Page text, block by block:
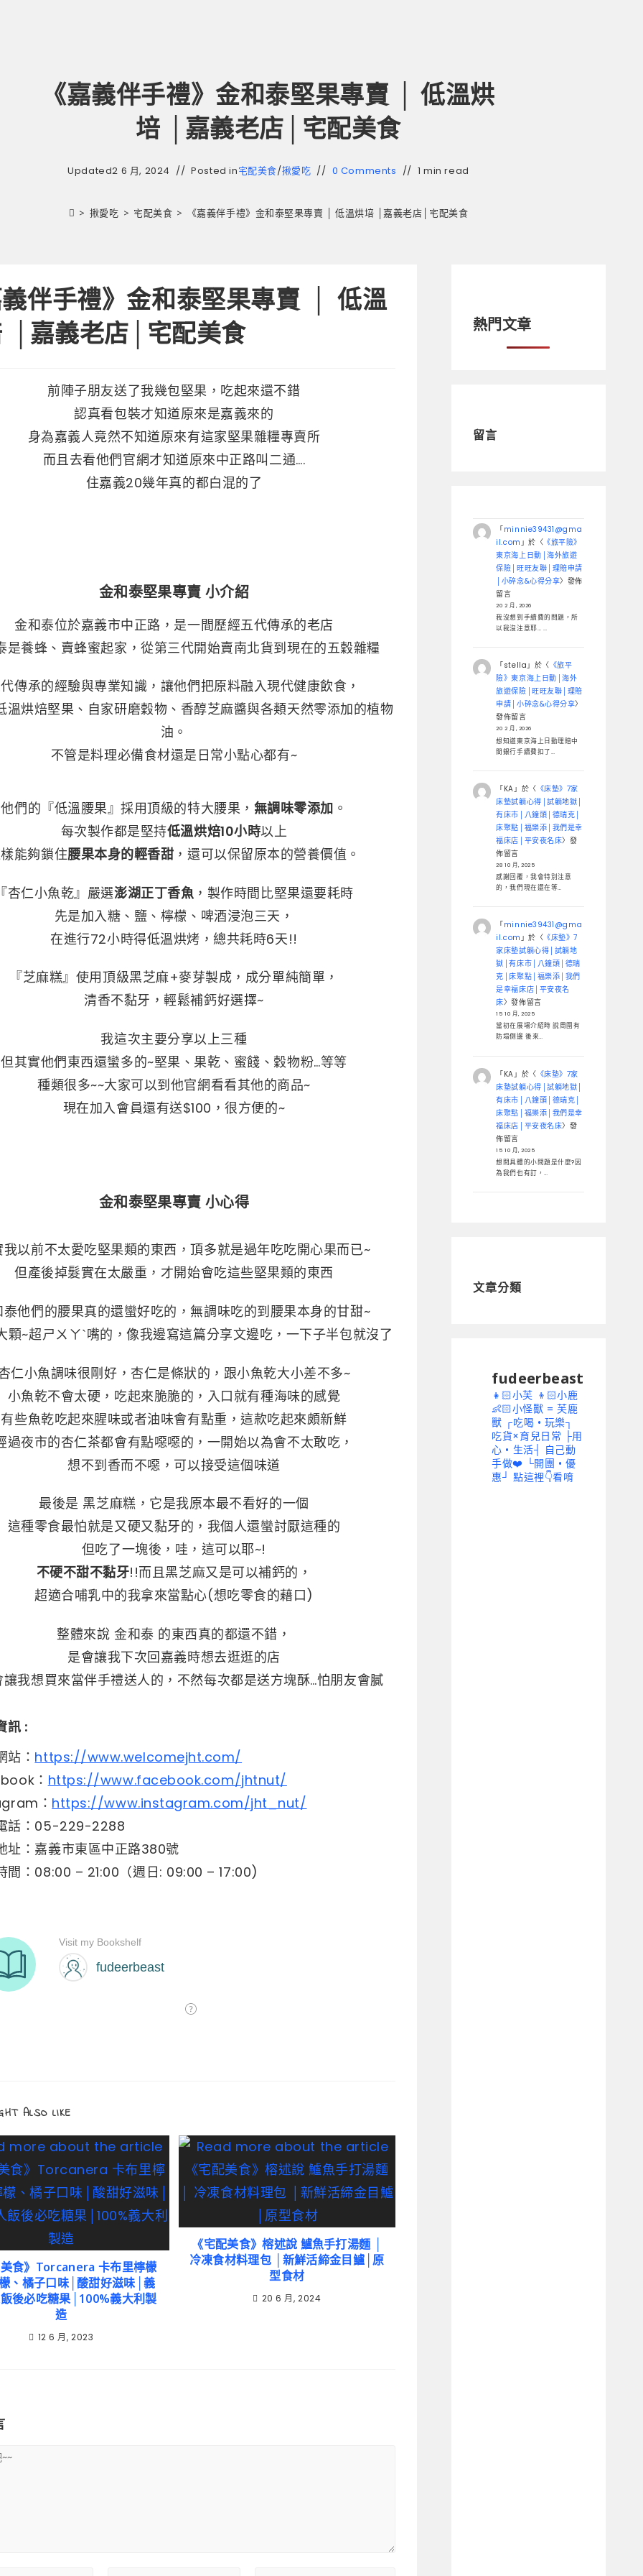
《嘉義伴手禮》金和泰堅果專賣 │ 低溫烘
培 │嘉義老店│宅配美食
Updated2 6 月, 2024 Posted in宅配美食/揪愛吃 0 Comments 1 min read
> 揪愛吃 > 宅配美食 > 《嘉義伴手禮》金和泰堅果專賣 │ 低溫烘培 │嘉義老店│宅配美食
伴手禮》金和泰堅果專賣 │ 低溫
│嘉義老店│宅配美食
前陣子朋友送了我幾包堅果，吃起來還不錯
認真看包裝才知道原來是嘉義來的
身為嘉義人竟然不知道原來有這家堅果雜糧專賣所
而且去看他們官網才知道原來中正路叫二通….
住嘉義20幾年真的都白混的了
金和泰堅果專賣 小介紹
金和泰位於嘉義市中正路，是一間歷經五代傳承的老店
是養蜂、賣蜂蜜起家，從第三代開始賣南北貨到現在的五穀雜糧
傳承的經驗與專業知識，讓他們把原料融入現代健康飲食，
溫烘焙堅果、自家研磨穀物、香醇芝麻醬與各類天然零添加的植物
油。
不管是料理必備食材還是日常小點心都有~
他們的『低溫腰果』採用頂級的特大腰果， 無調味零添加 。
每次製作都是堅持低溫烘焙10小時以上
能夠鎖住腰果本身的輕香甜 ，還可以保留原本的營養價值。
杏仁小魚乾』嚴選澎湖正丁香魚 ，製作時間比堅果還要耗時
先是加入糖、鹽、檸檬、啤酒浸泡三天，
在進行72小時得低溫烘烤，總共耗時6天!!
『芝麻糕』使用頂級黑芝麻+麥芽製成，成分單純簡單，
清香不黏牙，輕鬆補鈣好選擇~
我這次主要分享以上三種
但其實他們東西還蠻多的~堅果、果乾、蜜餞、穀物粉…等等
種類很多~~大家可以到他官網看看其他的商品~
現在加入會員還有送$100，很方便的~
金和泰堅果專賣 小心得
我以前不太愛吃堅果類的東西，頂多就是過年吃吃開心果而已~
但產後掉髮實在太嚴重，才開始會吃這些堅果類的東西
泰他們的腰果真的還蠻好吃的，無調味吃的到腰果本身的甘甜~
顆~超ㄕㄨㄚˋ嘴的，像我邊寫這篇分享文邊吃，一下子半包就沒了
仁小魚調味很剛好，杏仁是條狀的，跟小魚乾大小差不多~
小魚乾不會太硬，吃起來脆脆的，入口就有種海味的感覺
有些魚乾吃起來腥味或者油味會有點重，這款吃起來頗新鮮
過夜市的杏仁茶都會有點噁噁的，一開始以為會不太敢吃，
想不到香而不噁，可以接受這個味道
最後是 黑芝麻糕，它是我原本最不看好的一個
這種零食最怕就是又硬又黏牙的，我個人還蠻討厭這種的
但吃了一塊後，哇，這可以耶~!
不硬不甜不黏牙!!而且黑芝麻又是可以補鈣的，
超適合哺乳中的我拿來當點心(想吃零食的藉口)
整體來說 金和泰 的東西真的都還不錯，
是會讓我下次回嘉義時想去逛逛的店
讓我想買來當伴手禮送人的，不然每次都是送方塊酥…怕朋友會膩
訊 :
站： https://www.welcomejht.com/
： https://www.facebook.com/jhtnut/
： https://www.instagram.com/jht_nut/
話：05-229-2288
址：嘉義市東區中正路380號
間：08:00 – 21:00（週日: 09:00 – 17:00)
ALSO LIKE
食》Torcanera 卡布里檸檬
、橘子口味│酸甜好滋味│義
後必吃糖果│100%義大利製
造
12 6 月, 2023
《宅配美食》榕述說 鱸魚手打湯麵 │
冷凍食材料理包 │新鮮活締金目鱸│原
型食材
20 6 月, 2024
熱門文章
留言
「minnie39431@gma
il.com 」於〈 《旅平險》
東京海上日動│海外旅遊
保險│旺旺友聯│理賠申請
│小碎念&心得分享〉發佈
留言
20 2 月, 2026
我沒想到手續費的問題，所
以我沒注意耶… …
「stella」於〈 《旅平
險》東京海上日動│海外
旅遊保險│旺旺友聯│理賠
申請│小碎念&心得分享〉
發佈留言
20 2 月, 2026
想知道東京海上日動理賠中
間銀行手續費扣了…
「KA 」於〈 《床墊》7家
床墊試躺心得│試躺地獄│
有床市│八鐘頭│德瑞克│
床聚點│福樂添│我們是幸
福床店│平安夜名床〉發
佈留言
28 10 月, 2025
感謝回覆，我會特別注意
的，我們現在還在等…
「minnie39431@gma
il.com」於〈 《床墊》7
家床墊試躺心得│試躺地
獄│有床市│八鐘頭│德瑞
克│床聚點│福樂添│我們
是幸福床店│平安夜名
床〉發佈留言
15 10 月, 2025
當初在展場介紹時 說周圍有
防塌側邊 後來…
「KA 」於〈 《床墊》7家
床墊試躺心得│試躺地獄│
有床市│八鐘頭│德瑞克│
床聚點│福樂添│我們是幸
福床店│平安夜名床〉發
佈留言
15 10 月, 2025
想問具體的小問題是什麼?因
為我們也有訂，…
文章分類
fudeerbeast
👧🏻小芙 👦🏻小鹿
👶🏻小怪獸 = 芙鹿
獸 ┌吃喝 • 玩樂┐
吃貨×育兒日常 ├用
心 • 生活┤ 自己動
手做❤️ └開團 • 優
惠┘ 點這裡👇看唷